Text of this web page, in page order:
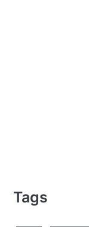
Tags